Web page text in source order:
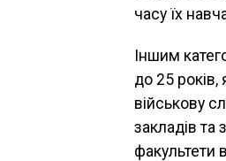
часу їх
Іншим
до 25 років,
військову
закладів та
факультети